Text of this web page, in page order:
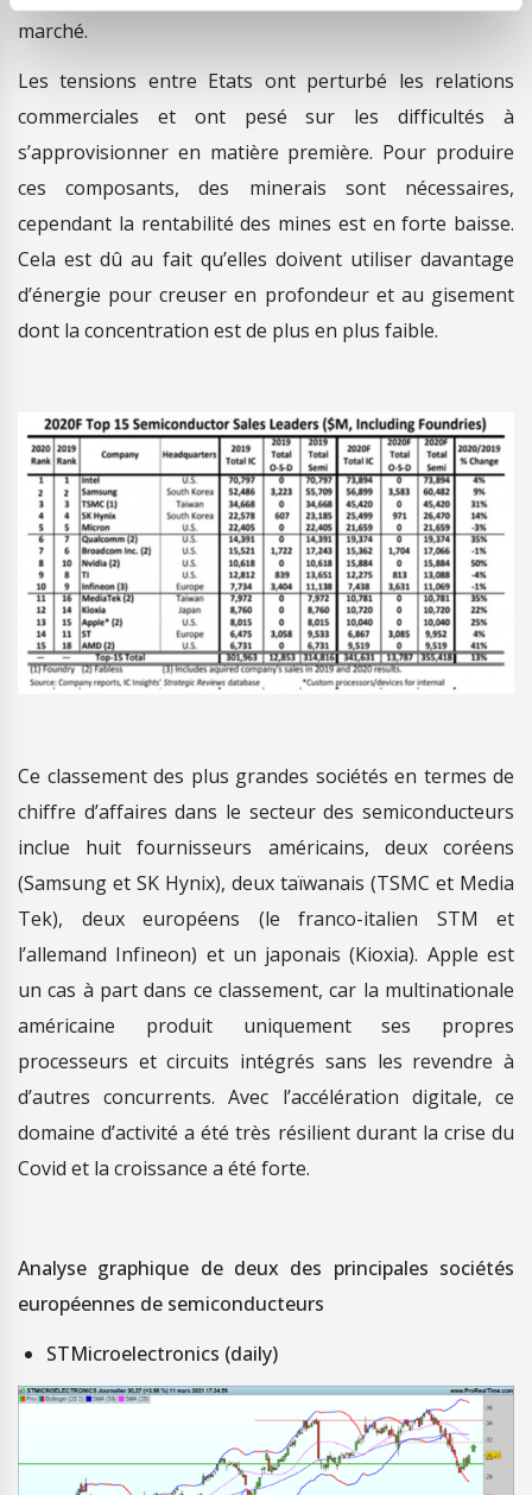
marché.
Les tensions entre Etats ont perturbé les relations
commerciales et ont pesé sur les difficultés à
s’approvisionner en matière première. Pour produire
ces composants, des minerais sont nécessaires,
cependant la rentabilité des mines est en forte baisse.
Cela est dû au fait qu’elles doivent utiliser davantage
d’énergie pour creuser en profondeur et au gisement
dont la concentration est de plus en plus faible.
Ce classement des plus grandes sociétés en termes de
chiffre d’affaires dans le secteur des semiconducteurs
inclue huit fournisseurs américains, deux coréens
(Samsung et SK Hynix), deux taïwanais (TSMC et Media
Tek), deux européens (le franco-italien STM et
l’allemand Infineon) et un japonais (Kioxia). Apple est
un cas à part dans ce classement, car la multinationale
américaine produit uniquement ses propres
processeurs et circuits intégrés sans les revendre à
d’autres concurrents. Avec l’accélération digitale, ce
domaine d’activité a été très résilient durant la crise du
Covid et la croissance a été forte.
Analyse graphique de deux des principales sociétés
européennes de semiconducteurs
STMicroelectronics (daily)